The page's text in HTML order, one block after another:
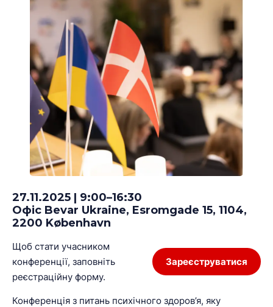
27.11.2025 | 9:00–16:30
Офіс Bevar Ukraine, Esromgade 15, 1104,
2200 København
Щоб стати учасником
конференції, заповніть
реєстраційну форму.
Зареєструватися
Конференція з питань психічного здоров’я, яку